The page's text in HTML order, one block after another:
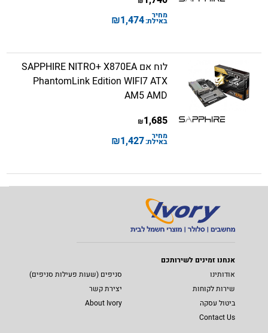
מחיר
באילת:1,474
₪
לוח אם SAPPHIRE NITRO+ X870EA
PhantomLink Edition WIFI7 ATX
AM5 AMD
1,685
₪
מחיר
באילת:1,427
₪
אנחנו זמינים לשירותכם
אודותינו
סניפים (שעות פעילות סניפים)
שירות לקוחות
יצירת קשר
ביטול עסקה
About Ivory
Contact Us